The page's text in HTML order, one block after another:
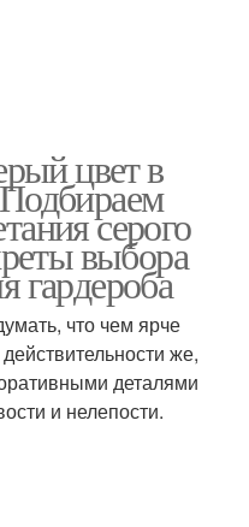
цвет в
серого
выбора
гардероба
что чем ярче
же,
деталями
и нелепости.